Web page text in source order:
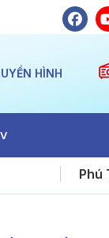
HÌNH
Dự báo thời
Phú